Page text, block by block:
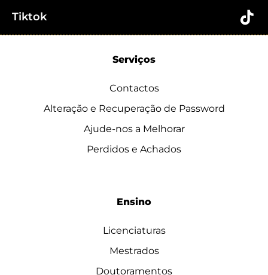
Tiktok
Serviços
Contactos
Alteração e Recuperação de Password
Ajude-nos a Melhorar
Perdidos e Achados
Ensino
Licenciaturas
Mestrados
Doutoramentos